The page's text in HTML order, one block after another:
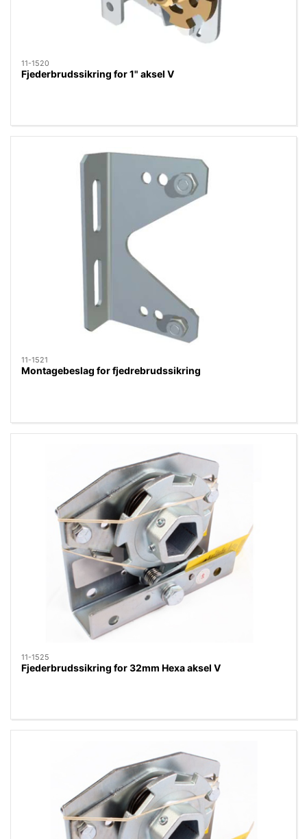
11-1520
Fjederbrudssikring for 1" aksel V
11-1521
Montagebeslag for fjedrebrudssikring
11-1525
Fjederbrudssikring for 32mm Hexa aksel V